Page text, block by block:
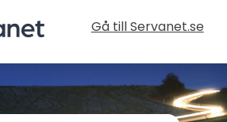
Gå till Servanet.se